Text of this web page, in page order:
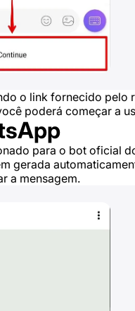
o link fornecido pelo
poderá começar a
para o bot oficial
gerada
a mensagem.